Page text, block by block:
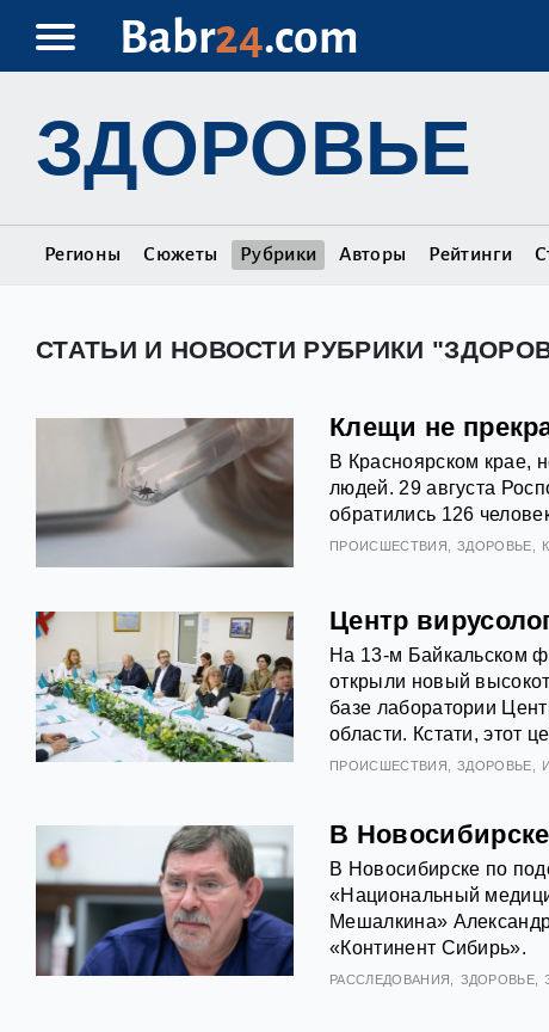
Babr24.com
ЗДОРОВЬЕ
Регионы Сюжеты Рубрики Авторы Рейтинги
СТАТЬИ И НОВОСТИ РУБРИКИ
Клещи не
В Красноярском крае,
людей. 29 августа
обратились 126
ПРОИСШЕСТВИЯ ЗДОРОВЬЕ
Центр
На 13-м Байкальском
открыли новый
базе лаборатории
области. Кстати, этот
ПРОИСШЕСТВИЯ ЗДОРОВЬЕ
В
В Новосибирске по
«Национальный
Мешалкина»
«Континент Сибирь».
РАССЛЕДОВАНИЯ ЗДОРОВЬЕ